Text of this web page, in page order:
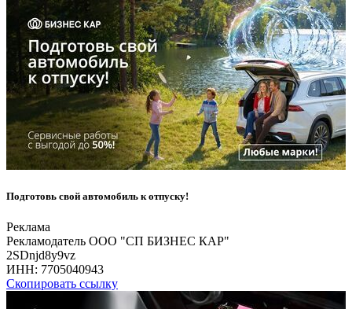
Подготовь свой автомобиль к отпуску!
Реклама
Рекламодатель ООО "СП БИЗНЕС КАР"
2SDnjd8y9vz
ИНН: 7705040943
Скопировать ссылку